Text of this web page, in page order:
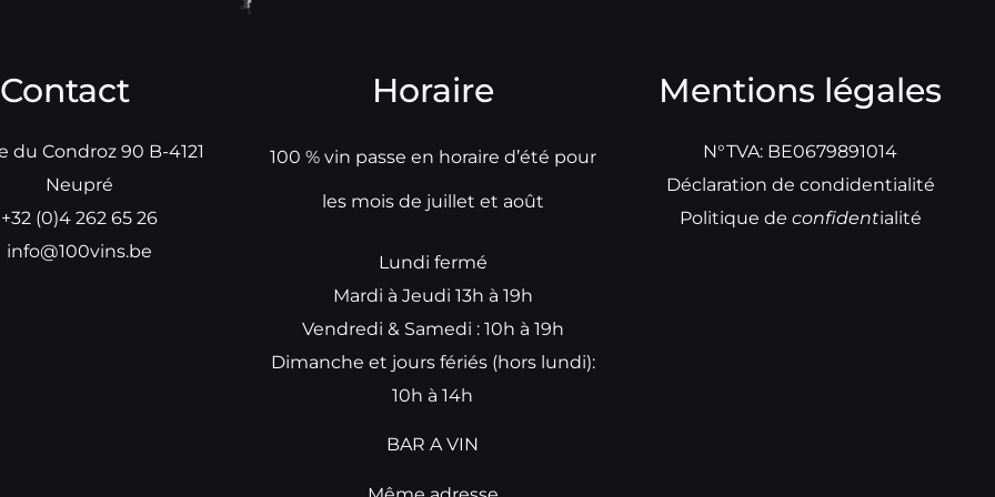
Contact
du Condroz 90 B-4121
Neupré
+32 (0)4 262 65 26
info@100vins.be
Horaire
100 % vin passe en horaire d’été pour
les mois de juillet et août
Lundi fermé
Mardi à Jeudi 13h à 19h
Vendredi & Samedi : 10h à 19h
Dimanche et jours fériés (hors lundi):
10h à 14h
BAR A VIN
Mentions légales
N°TVA: BE0679891014
Déclaration de condidentialité
Politique de confidentialité